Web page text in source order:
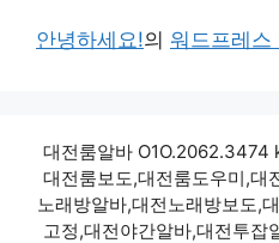
안녕하세요!의 워드프레스
대전룸알바
대전룸보도,대전룸도우미,대
노래방알바,대전노래방보도,
고정,대전야간알바,대전투잡